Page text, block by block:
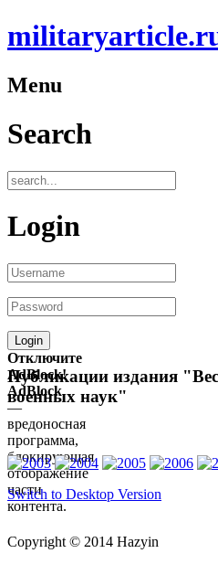
Menu
Search
Login
Отключите
AdBlock!
AdBlock
—
вредоносная
программа,
блокирующая
отображение
части
контента.
Публикации издания
военных наук"
Switch to Desktop Version
Copyright © 2014 Hazyin